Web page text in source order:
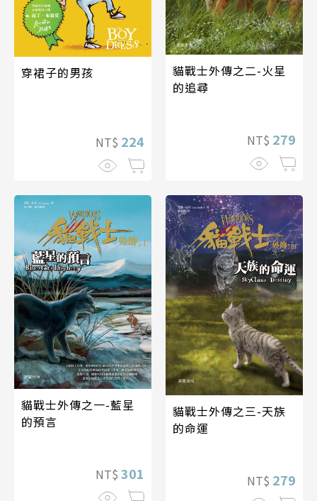
穿裙子的男孩
NT$ 224
貓戰士外傳之二-火星
的追尋
NT$ 279
貓戰士外傳之一-藍星
的預言
NT$ 301
貓戰士外傳之三-天族
的命運
NT$ 279